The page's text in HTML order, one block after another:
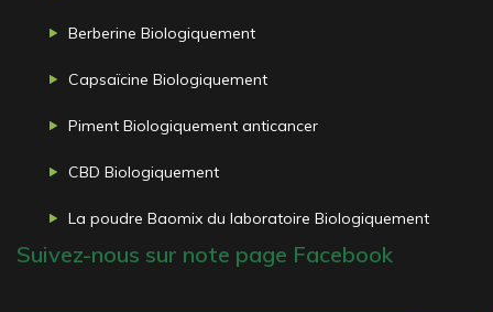
Berberine Biologiquement
Capsaïcine Biologiquement
Piment Biologiquement anticancer
CBD Biologiquement
La poudre Baomix du laboratoire Biologiquement
Suivez-nous sur note page Facebook